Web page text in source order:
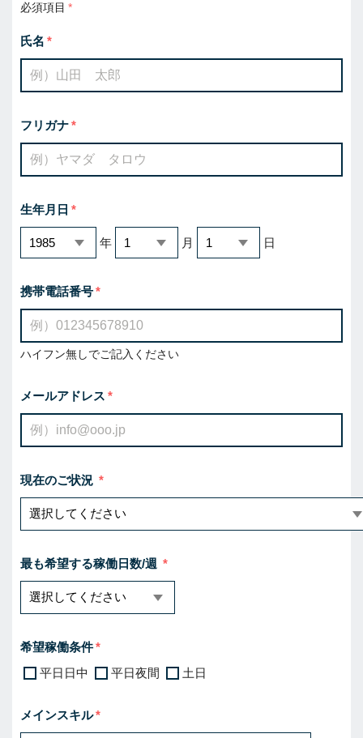
必須項目
氏名
フリガナ
生年月日
年 月 日
携帯電話番号
ハイフン無しでご記入ください
メールアドレス
現在のご状況
最も希望する稼働日数/週
希望稼働条件
平日日中
平日夜間 土日
メインスキル